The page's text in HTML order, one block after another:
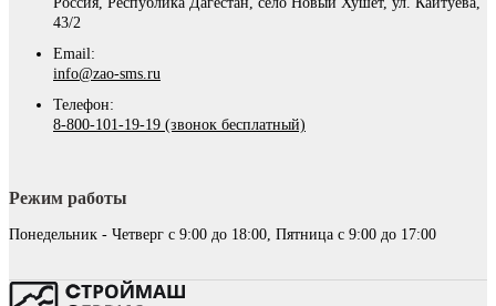
43/2
Email:
info@zao-sms.ru
Телефон:
8-800-101-19-19 (звонок бесплатный)
Режим работы
Понедельник - Четверг с 9:00 до 18:00, Пятница с 9:00 до 17:00